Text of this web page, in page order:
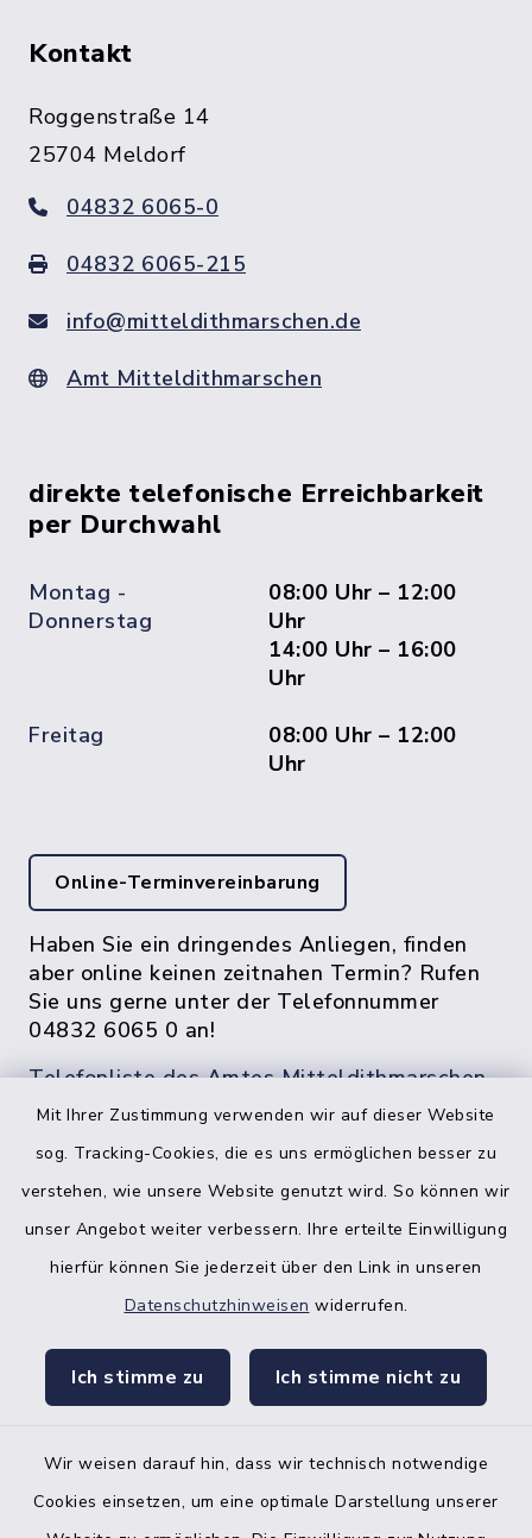
Mit Ihrer Zustimmung verwenden wir auf dieser Website
sog. Tracking-Cookies, die es uns ermöglichen besser zu
verstehen, wie unsere Website genutzt wird. So können wir
unser Angebot weiter verbessern. Ihre erteilte Einwilligung
hierfür können Sie jederzeit über den Link in unseren
Datenschutzhinweisen widerrufen.
Ich stimme zu Ich stimme nicht zu
Wir weisen darauf hin, dass wir technisch notwendige
Cookies einsetzen, um eine optimale Darstellung unserer
Kontakt
Roggenstraße 14
25704 Meldorf
04832 6065-0
04832 6065-215
info@mitteldithmarschen.de
Amt Mitteldithmarschen
direkte telefonische Erreichbarkeit
per Durchwahl
Montag -
Donnerstag
08:00 Uhr – 12:00
Uhr
14:00 Uhr – 16:00
Uhr
Freitag
08:00 Uhr – 12:00
Uhr
Online-Terminvereinbarung
Haben Sie ein dringendes Anliegen, finden
aber online keinen zeitnahen Termin? Rufen
Sie uns gerne unter der Telefonnummer
04832 6065 0 an!
Telefonliste des Amtes Mitteldithmarschen
facebook
Bankverbindung der Amtskasse